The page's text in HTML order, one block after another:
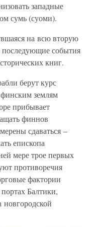
западные
сумь (суоми).
на всю вторую
последующие события
книг.
берут курс
землям
прибывает
финнов
сдаваться –
епископа
мере трое первых
противоречия
фактории
Балтики,